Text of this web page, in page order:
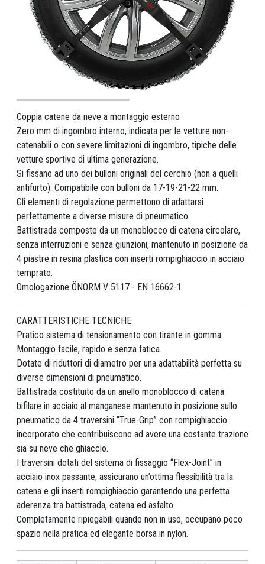
Coppia catene da neve a montaggio esterno
Zero mm di ingombro interno, indicata per le vetture non-
catenabili o con severe limitazioni di ingombro, tipiche delle
vetture sportive di ultima generazione.
Si fissano ad uno dei bulloni originali del cerchio (non a quelli
antifurto). Compatibile con bulloni da 17-19-21-22 mm.
Gli elementi di regolazione permettono di adattarsi
perfettamente a diverse misure di pneumatico.
Battistrada composto da un monoblocco di catena circolare,
senza interruzioni e senza giunzioni, mantenuto in posizione da
4 piastre in resina plastica con inserti rompighiaccio in acciaio
temprato.
Omologazione ÖNORM V 5117 - EN 16662-1
CARATTERISTICHE TECNICHE
Pratico sistema di tensionamento con tirante in gomma.
Montaggio facile, rapido e senza fatica.
Dotate di riduttori di diametro per una adattabilità perfetta su
diverse dimensioni di pneumatico.
Battistrada costituito da un anello monoblocco di catena
bifilare in acciaio al manganese mantenuto in posizione sullo
pneumatico da 4 traversini “True-Grip” con rompighiaccio
incorporato che contribuiscono ad avere una costante trazione
sia su neve che ghiaccio.
I traversini dotati del sistema di fissaggio “Flex-Joint” in
acciaio inox passante, assicurano un’ottima flessibilità tra la
catena e gli inserti rompighiaccio garantendo una perfetta
aderenza tra battistrada, catena ed asfalto.
Completamente ripiegabili quando non in uso, occupano poco
spazio nella pratica ed elegante borsa in nylon.